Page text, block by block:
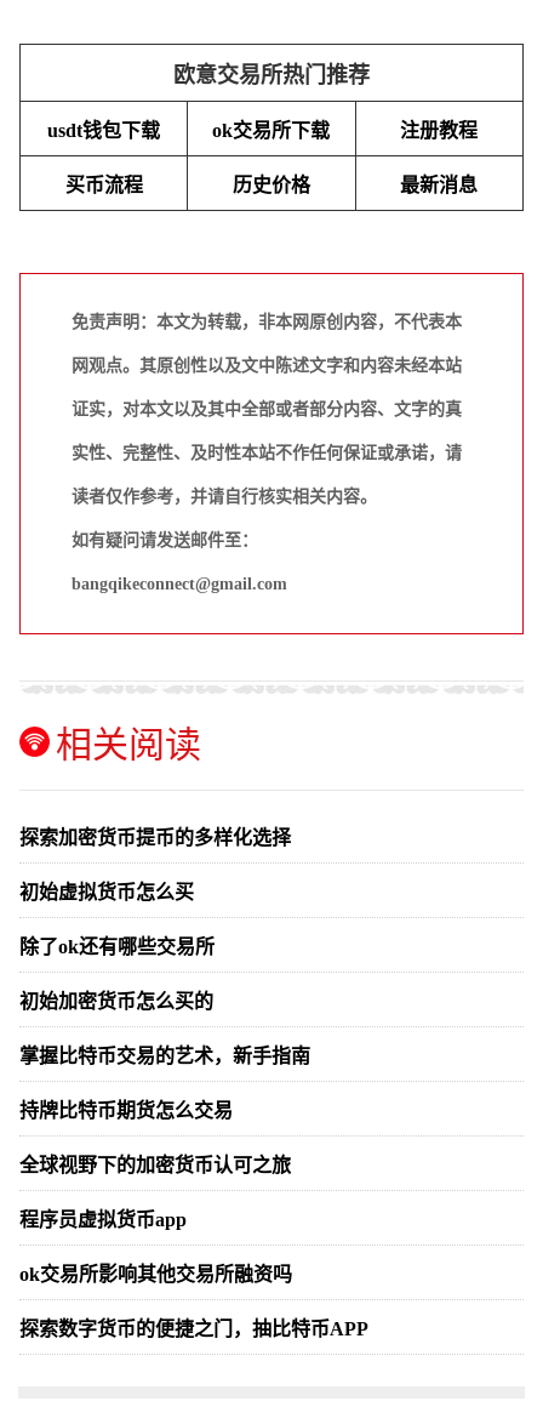
欧意交易所热门推荐
usdt钱包下载 ok交易所下载 注册教程
买币流程 历史价格 最新消息
免责声明：本文为转载，非本网原创内容，不代表本
网观点。其原创性以及文中陈述文字和内容未经本站
证实，对本文以及其中全部或者部分内容、文字的真
实性、完整性、及时性本站不作任何保证或承诺，请
读者仅作参考，并请自行核实相关内容。
如有疑问请发送邮件至：
bangqikeconnect@gmail.com
相关阅读
探索加密货币提币的多样化选择
初始虚拟货币怎么买
除了ok还有哪些交易所
初始加密货币怎么买的
掌握比特币交易的艺术，新手指南
持牌比特币期货怎么交易
全球视野下的加密货币认可之旅
程序员虚拟货币app
ok交易所影响其他交易所融资吗
探索数字货币的便捷之门，抽比特币APP